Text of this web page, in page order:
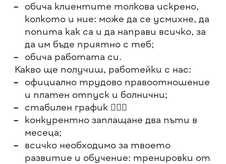
обича клиентите толкова искрено,
колкото и ние: може да се усмихне, да
попита как са и да направи всичко, за
да им бъде приятно с теб;
обича работата си.
Какво ще получиш, работейки с нас:
официално трудово правоотношение
и платен отпуск и болнични;
стабилен график 🙋🏼‍♀️
конкурентно заплащане два пъти в
месеца;
всичко необходимо за твоето
развитие и обучение: тренировки от